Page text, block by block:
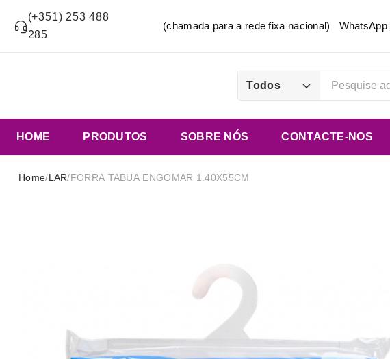
(+351) 253 488
285
(chamada para a rede fixa nacional) WhatsApp
Todos
HOME PRODUTOS SOBRE NÓS CONTACTE-NOS
Home/LAR/FORRA TABUA ENGOMAR 1.40X55CM